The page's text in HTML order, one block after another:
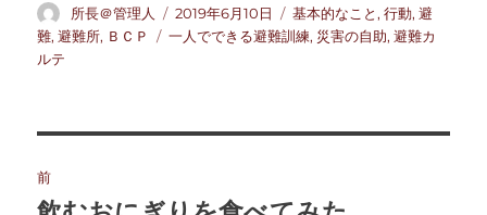
投
稿
所長＠管理人
投
稿
2019年6月10日
カ
テ
基本的なこと,行動,避
難,避難所, ＢＣＰ
タ
一人でできる避難訓練, 災害の自助,避難カ
ルテ
稿
前
前